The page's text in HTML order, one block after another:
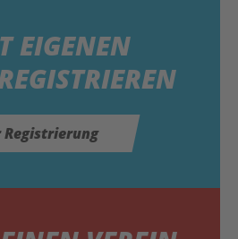
EIGENEN
Registrierung